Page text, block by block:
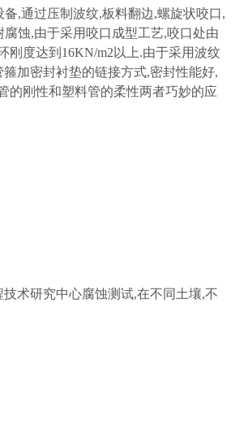
,通过压制波纹,板料翻边,螺旋状咬口,
腐蚀,由于采用咬口成型工艺,咬口处由
刚度达到16KN/m2以上.由于采用波纹
加密封衬垫的链接方式,密封性能好,
的刚性和塑料管的柔性两者巧妙的应
术研究中心腐蚀测试,在不同土壤,不